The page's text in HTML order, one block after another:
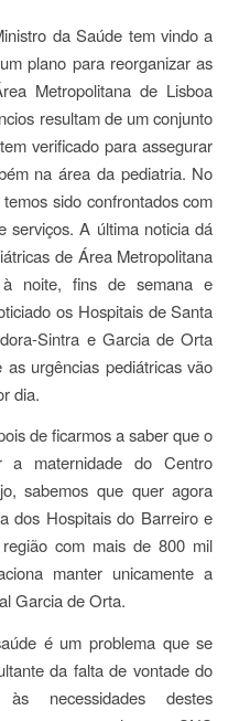
da Saúde tem vindo a
plano para reorganizar as
Metropolitana de Lisboa
resultam de um conjunto
verificado paraassegurar
na área da pediatria. No
sido confrontados com
serviços. A última noticia dá
de Área Metropolitana
noite, fins de semana e
os Hospitais de Santa
Sintra e Garcia de Orta
urgências pediátricas vão
dia.
de ficarmos a saber que o
a maternidade do Centro
sabemos que quer agora
dos Hospitais do Barreiro e
com mais de 800 mil
manter unicamente a
Garcia de Orta.
é um problema que se
da falta de vontade do
necessidades destes